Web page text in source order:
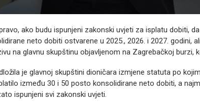
ako budu ispunjeni zakonski uvjeti za isplatu dobiti,
neto dobiti ostvarene u 2025., 2026. i 2027. godini,
na glavnu skupštinu objavljenom na Zagrebačkoj burzi,
je glavnoj skupštini dioničara izmjene statuta po
između 30 i 50 posto konsolidirane neto dobiti, a
ispunjeni svi zakonski uvjeti.